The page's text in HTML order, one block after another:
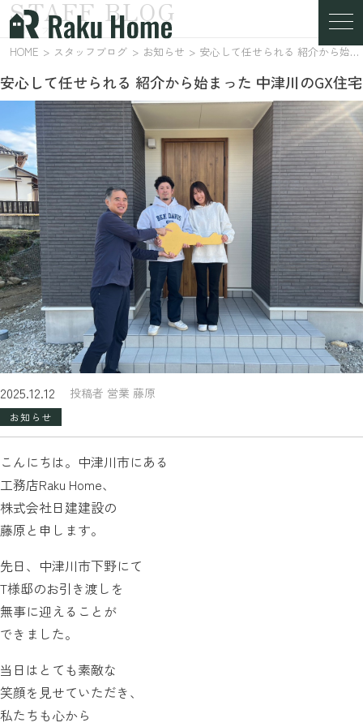
スタッフブログ
STAFF BLOG
HOME スタッフブログ お知らせ 安心して任せられる 紹介から始まった 中津川のGX住宅
安心して任せられる 紹介から始まった 中津川のGX住宅
2025.12.12 投稿者 営業 藤原
お知らせ
こんにちは。中津川市にある
工務店Raku Home、
株式会社日建建設の
藤原と申します。
先日、中津川市下野にて
T様邸のお引き渡しを
無事に迎えることが
できました。
当日はとても素敵な
笑顔を見せていただき、
私たちも心から